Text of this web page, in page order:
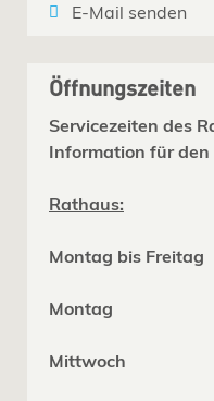
E-Mail senden
Öffnungszeiten
Servicezeiten des
Information für
Rathaus:
Montag bis Freitag
Montag 14.00
Mittwoch